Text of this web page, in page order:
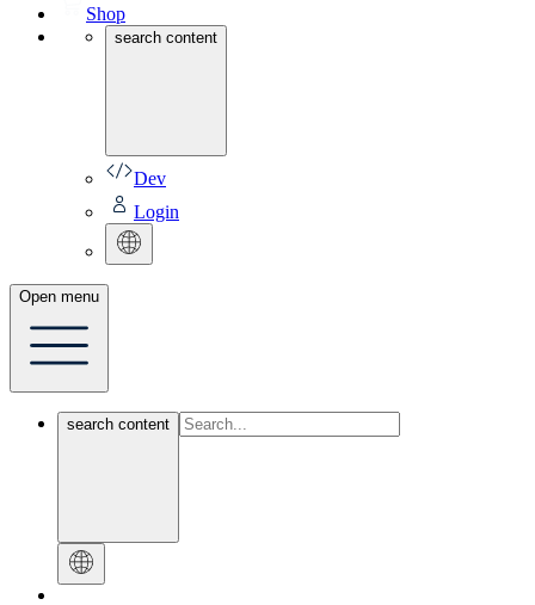
Shop
search content
Dev
Login
Open menu
search content